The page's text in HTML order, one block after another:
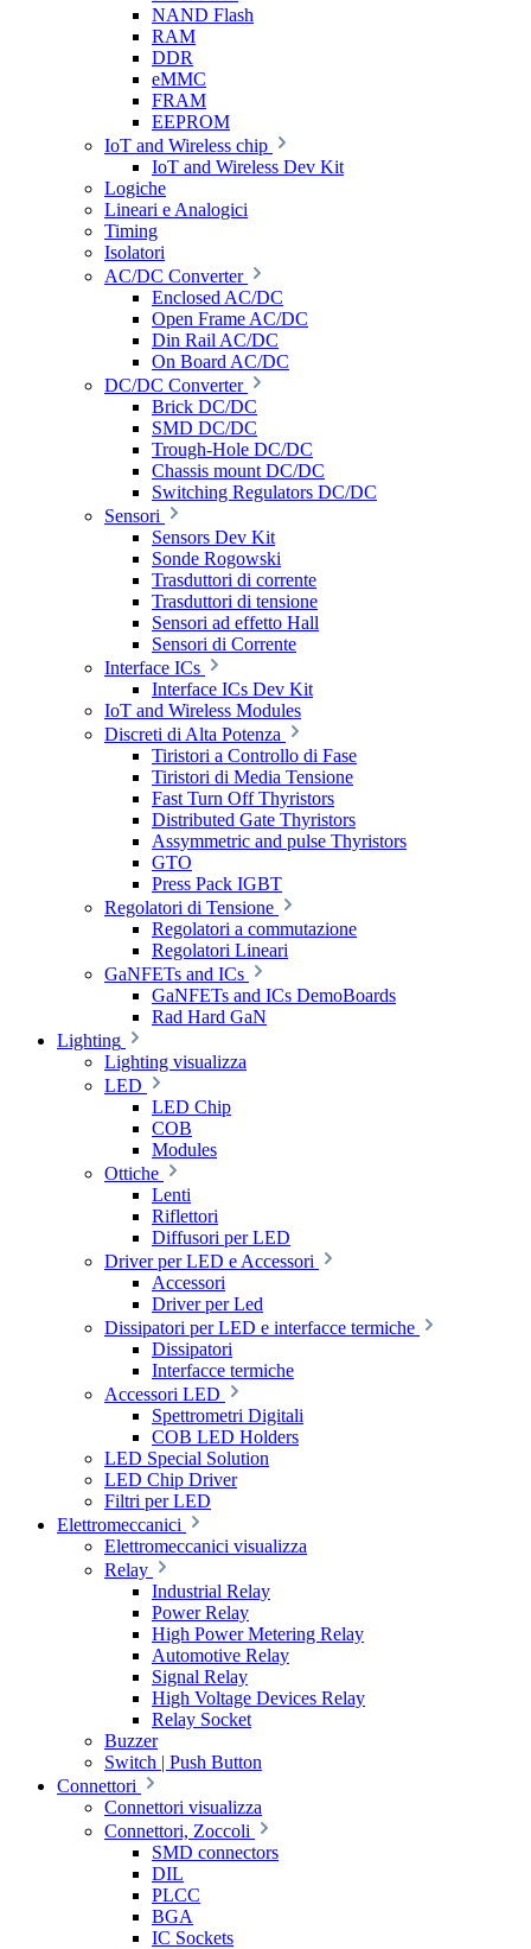
NAND Flash
RAM
DDR
eMMC
FRAM
EEPROM
IoT and Wireless chip
IoT and Wireless Dev Kit
Logiche
Lineari e Analogici
Timing
Isolatori
AC/DC Converter
Enclosed AC/DC
Open Frame AC/DC
Din Rail AC/DC
On Board AC/DC
DC/DC Converter
Brick DC/DC
SMD DC/DC
Trough-Hole DC/DC
Chassis mount DC/DC
Switching Regulators DC/DC
Sensori
Sensors Dev Kit
Sonde Rogowski
Trasduttori di corrente
Trasduttori di tensione
Sensori ad effetto Hall
Sensori di Corrente
Interface ICs
Interface ICs Dev Kit
IoT and Wireless Modules
Discreti di Alta Potenza
Tiristori a Controllo di Fase
Tiristori di Media Tensione
Fast Turn Off Thyristors
Distributed Gate Thyristors
Assymmetric and pulse Thyristors
GTO
Press Pack IGBT
Regolatori di Tensione
Regolatori a commutazione
Regolatori Lineari
GaNFETs and ICs
GaNFETs and ICs DemoBoards
Rad Hard GaN
Lighting
Lighting visualizza
LED
LED Chip
COB
Modules
Ottiche
Lenti
Riflettori
Diffusori per LED
Driver per LED e Accessori
Accessori
Driver per Led
Dissipatori per LED e interfacce termiche
Dissipatori
Interfacce termiche
Accessori LED
Spettrometri Digitali
COB LED Holders
LED Special Solution
LED Chip Driver
Filtri per LED
Elettromeccanici
Elettromeccanici visualizza
Relay
Industrial Relay
Power Relay
High Power Metering Relay
Automotive Relay
Signal Relay
High Voltage Devices Relay
Relay Socket
Buzzer
Switch | Push Button
Connettori
Connettori visualizza
Connettori, Zoccoli
SMD connectors
DIL
PLCC
BGA
IC Sockets